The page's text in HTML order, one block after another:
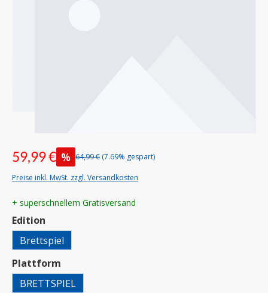
59,99 € % 64,99 € (7.69% gespart)
Preise inkl. MwSt. zzgl. Versandkosten
+ superschnellem Gratisversand
Edition
Brettspiel
Plattform
BRETTSPIEL